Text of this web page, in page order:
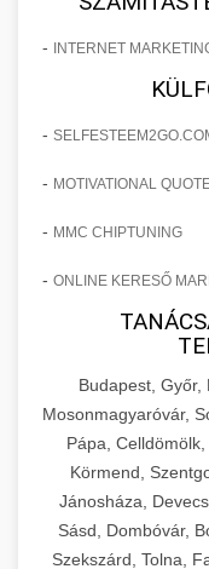
- INTERNET
-
- MOTIVATIONAL
- MMC CHIPTUNING
- ONLINE KERESŐ
Budapest, Győr,
Mosonmagyaróvár,
Pápa,
Körmend,
Jánosháza,
Sásd, Dombóvár,
Szekszárd, Tolna,